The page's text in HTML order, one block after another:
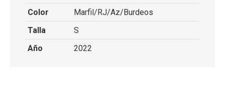
Color
Marfil/RJ/Az/Burdeos
Talla
S
Año
2022